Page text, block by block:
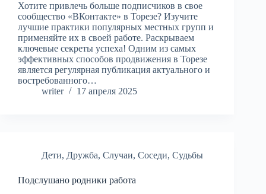
Хотите привлечь больше подписчиков в свое
сообщество «ВКонтакте» в Торезе? Изучите
лучшие практики популярных местных групп и
применяйте их в своей работе. Раскрываем
ключевые секреты успеха! Одним из самых
эффективных способов продвижения в Торезе
является регулярная публикация актуального и
востребованного…
writer
17 апреля 2025
Дети, Дружба, Случаи, Соседи, Судьбы
Подслушано родники работа